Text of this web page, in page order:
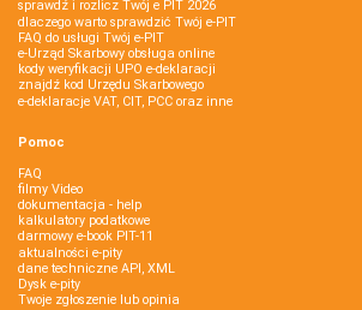
sprawdź i rozlicz Twój e PIT 2026
dlaczego warto sprawdzić Twój e-PIT
FAQ do usługi Twój e-PIT
e-Urząd Skarbowy obsługa online
kody weryfikacji UPO e-deklaracji
znajdź kod Urzędu Skarbowego
e-deklaracje VAT, CIT, PCC oraz inne
Pomoc
FAQ
filmy Video
dokumentacja - help
kalkulatory podatkowe
darmowy e-book PIT-11
aktualności e-pity
dane techniczne API, XML
Dysk e-pity
Twoje zgłoszenie lub opinia